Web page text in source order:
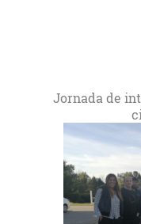
Jornada de